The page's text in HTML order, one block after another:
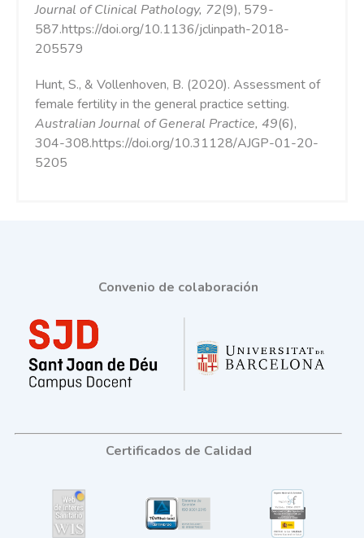
Journal of Clinical Pathology, 72(9), 579-
587.https://doi.org/10.1136/jclinpath-2018-
205579
Hunt, S., & Vollenhoven, B. (2020). Assessment of
female fertility in the general practice setting.
Australian Journal of General Practice, 49(6),
304-308.https://doi.org/10.31128/AJGP-01-20-
5205
Convenio de colaboración
Certificados de Calidad